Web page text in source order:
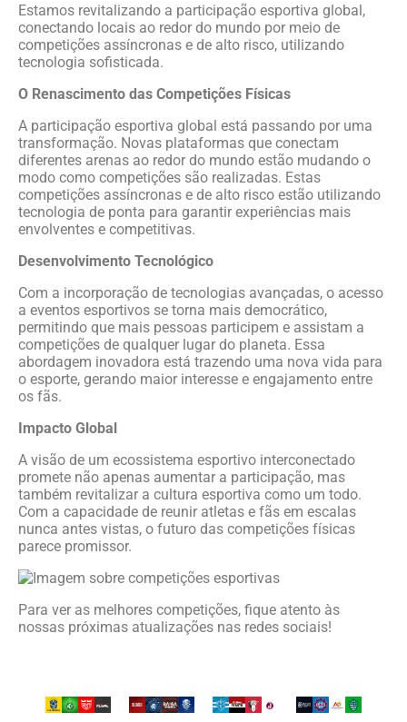
Estamos revitalizando a participação esportiva global,
conectando locais ao redor do mundo por meio de
competições assíncronas e de alto risco, utilizando
tecnologia sofisticada.
O Renascimento das Competições Físicas
A participação esportiva global está passando por uma
transformação. Novas plataformas que conectam
diferentes arenas ao redor do mundo estão mudando o
modo como competições são realizadas. Estas
competições assíncronas e de alto risco estão utilizando
tecnologia de ponta para garantir experiências mais
envolventes e competitivas.
Desenvolvimento Tecnológico
Com a incorporação de tecnologias avançadas, o acesso
a eventos esportivos se torna mais democrático,
permitindo que mais pessoas participem e assistam a
competições de qualquer lugar do planeta. Essa
abordagem inovadora está trazendo uma nova vida para
o esporte, gerando maior interesse e engajamento entre
os fãs.
Impacto Global
A visão de um ecossistema esportivo interconectado
promete não apenas aumentar a participação, mas
também revitalizar a cultura esportiva como um todo.
Com a capacidade de reunir atletas e fãs em escalas
nunca antes vistas, o futuro das competições físicas
parece promissor.
Para ver as melhores competições, fique atento às
nossas próximas atualizações nas redes sociais!